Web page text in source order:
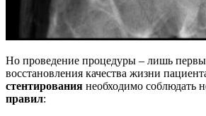
Но проведение процедуры – лишь
восстановления качества жизни
стентирования необходимо соблюдать
правил: